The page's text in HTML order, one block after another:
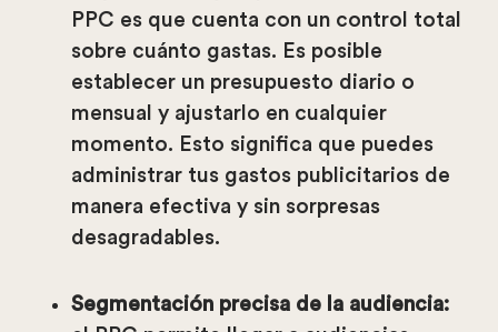
PPC es que cuenta con un control total
sobre cuánto gastas. Es posible
establecer un presupuesto diario o
mensual y ajustarlo en cualquier
momento. Esto significa que puedes
administrar tus gastos publicitarios de
manera efectiva y sin sorpresas
desagradables.
Segmentación precisa de la audiencia: